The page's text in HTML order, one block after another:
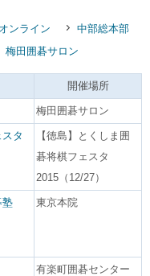
オンライン
中部総本部
梅田囲碁サロン
開催場所
梅田囲碁サロン
タ
【徳島】とくしま囲
碁将棋フェスタ
2015（12/27）
塾
東京本院
有楽町囲碁センター